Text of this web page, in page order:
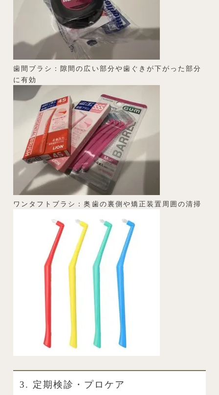
歯間ブラシ：隙間の広い部分や歯ぐきが下がった部分
に有効
ワンタフトブラシ：奥歯の裏側や矯正装置周囲の清掃
3. 定期検診・プロケア